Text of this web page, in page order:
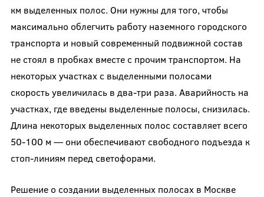
км выделенных полос. Они нужны для того, чтобы
максимально облегчить работу наземного городского
транспорта и новый современный подвижной состав
не стоял в пробках вместе с прочим транспортом. На
некоторых участках с выделенными полосами
скорость увеличилась в два-три раза. Аварийность на
участках, где введены выделенные полосы, снизилась.
Длина некоторых выделенных полос составляет всего
50-100 м — они обеспечивают свободного подъезда к
стоп-линиям перед светофорами.
Решение о создании выделенных полосах в Москве